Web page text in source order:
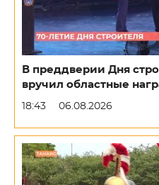
В преддверии Дня
вручил областные
18:43 06.08.2026